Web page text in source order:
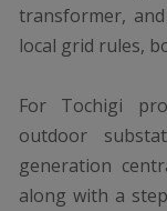
transformer,
local grid rules,
For Tochigi
outdoor
generation
along with a